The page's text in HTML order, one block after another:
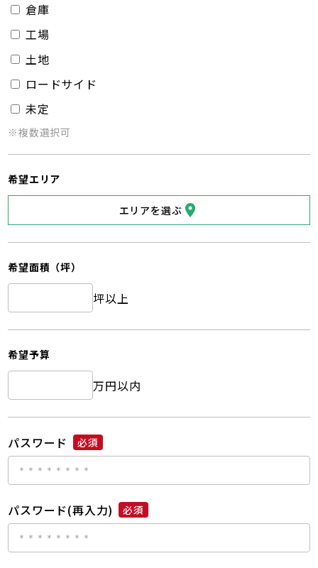
倉庫
工場
土地
ロードサイド
未定
※複数選択可
希望エリア
エリアを選ぶ
希望面積（坪）
坪以上
希望予算
万円以内
パスワード 必須
パスワード(再入力) 必須